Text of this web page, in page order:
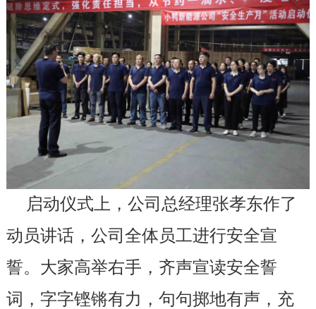
启动仪式上，公司总经理张孝东作了
动员讲话，公司全体员工进行安全宣
誓。大家高举右手，齐声宣读安全誓
词，字字铿锵有力，句句掷地有声，充